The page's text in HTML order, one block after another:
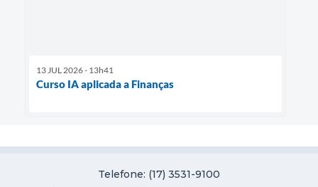
13 JUL 2026 - 13h41
Curso IA aplicada a Finanças
Telefone: (17) 3531-9100